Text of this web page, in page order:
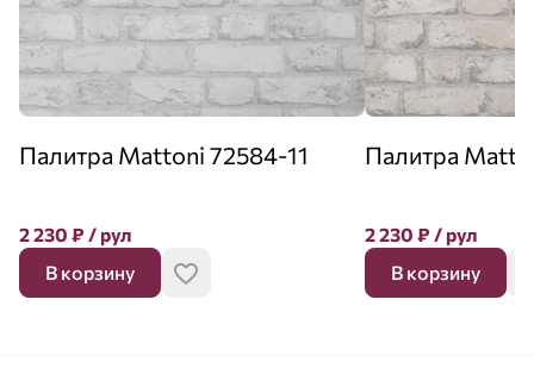
Палитра Mattoni 72584-11
2 230 ₽ / рул
В корзину
Палитра
2 230 ₽ / рул
В корзину